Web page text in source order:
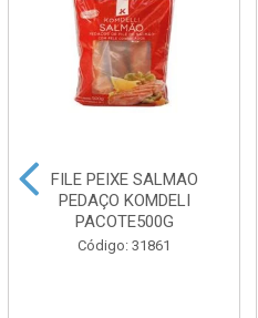
FILE PEIXE SALMAO
PEDAÇO KOMDELI
PACOTE500G
Código: 31861